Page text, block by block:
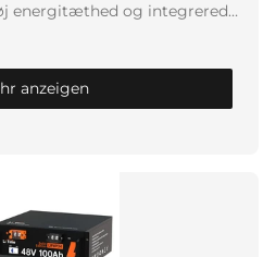
energitæthed og integrerede
udvalg af 36V LiFePO4-
stationære applikationer –
anzeigen